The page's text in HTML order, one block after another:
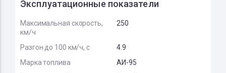
Эксплуатационные показатели
Максимальная скорость,
км/ч
250
Разгон до 100 км/ч, с
4.9
Марка топлива
АИ-95